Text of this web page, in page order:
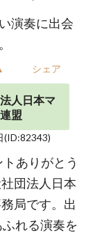
演奏に出会
シェア
人日本マ
盟
(ID:82343)
トありがとう
団法人日本
局です。出
れる演奏を